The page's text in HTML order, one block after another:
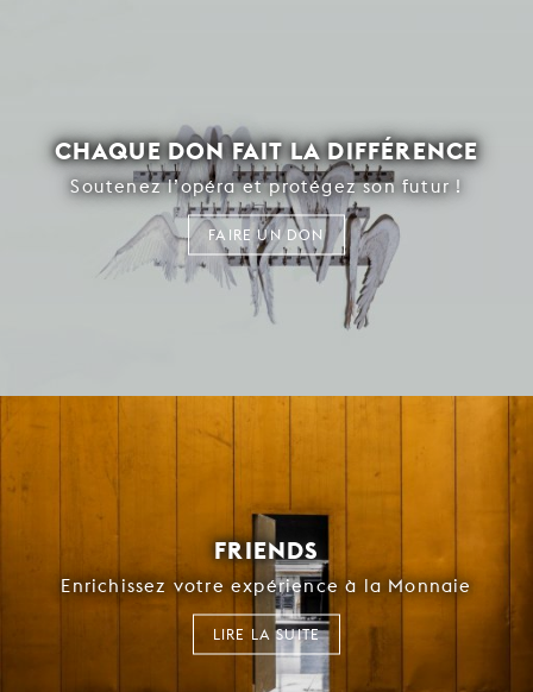
CHAQUE DON FAIT LA DIFFÉRENCE
Soutenez l’opéra et protégez son futur !
FAIRE UN DON
FRIENDS
Enrichissez votre expérience à la Monnaie
LIRE LA SUITE